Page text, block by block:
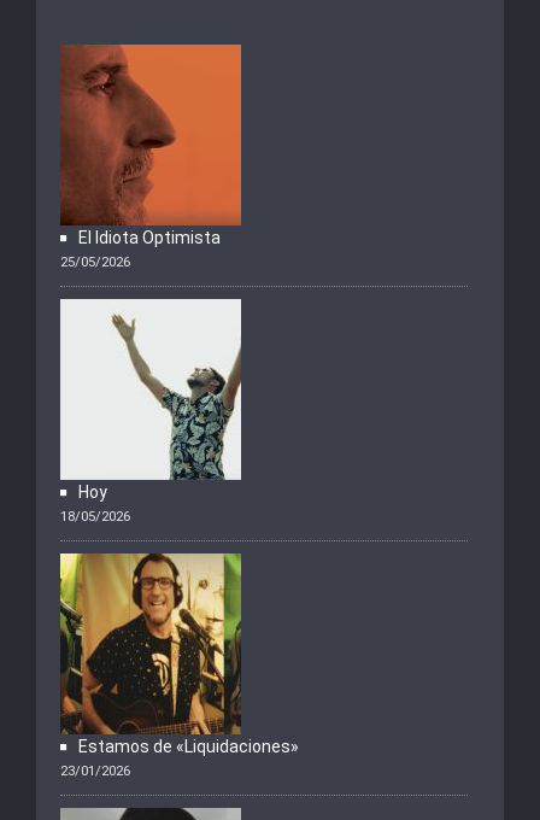
El Idiota Optimista
25/05/2026
Hoy
18/05/2026
Estamos de «Liquidaciones»
23/01/2026